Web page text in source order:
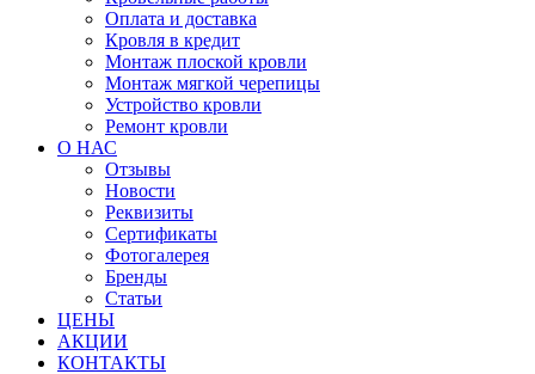
Оплата и доставка
Кровля в кредит
Монтаж плоской кровли
Монтаж мягкой черепицы
Устройство кровли
Ремонт кровли
О НАС
Отзывы
Новости
Реквизиты
Сертификаты
Фотогалерея
Бренды
Статьи
ЦЕНЫ
АКЦИИ
КОНТАКТЫ